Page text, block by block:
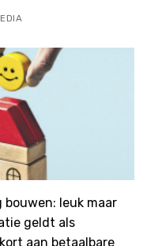
bouwen: leuk maar
geldt als
aan betaalbare